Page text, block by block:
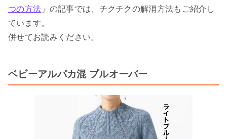
つの方法 」の記事では、チクチクの解消方法もご紹介し
ています。
併せてお読みください。
ベビーアルパカ混 プルオーバー